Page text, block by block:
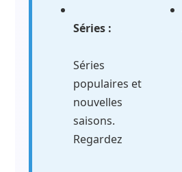
Séries :
Séries
populaires et
nouvelles
saisons.
Regardez